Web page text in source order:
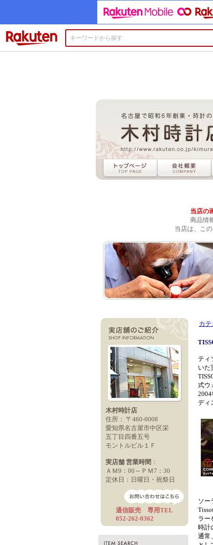
当店の
商品情
当店は、こ
木村時計店
住所： 〒460-0008
愛知県名古屋市中区栄
五丁目四番五号
モントルビル１Ｆ
実店舗 営業時間 ：
ＡＭ9：00～ＰＭ7：30
定休日：日曜日・祝祭日
通信販売 専用TEL
052-262-0362
カ
ティ
いた
式ウ
ディ
ソー
ラー
時計
通常